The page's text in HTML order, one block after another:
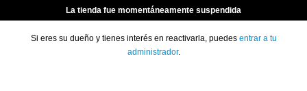
La tienda fue momentáneamente suspendida
Si eres su dueño y tienes interés en reactivarla, puedes entrar a tu
administrador.